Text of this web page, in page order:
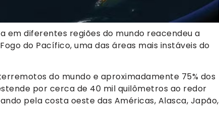
em diferentes regiões do mundo reacendeu a
do Pacífico, uma das áreas mais instáveis do
do mundo e aproximadamente 75% dos
por cerca de 40 mil quilômetros ao redor
pela costa oeste das Américas, Alasca, Japão,